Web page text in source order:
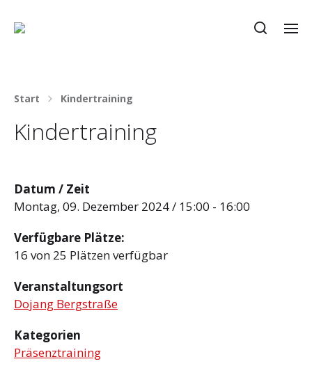
Start Kindertraining
Kindertraining
Datum / Zeit
Montag, 09. Dezember 2024 / 15:00 - 16:00
Verfügbare Plätze:
16 von 25 Plätzen verfügbar
Veranstaltungsort
Dojang Bergstraße
Kategorien
Präsenztraining